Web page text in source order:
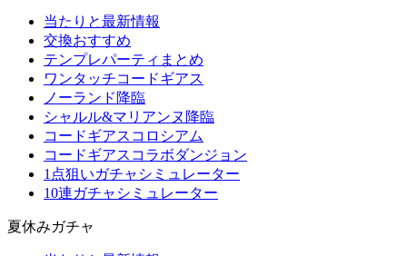
当たりと最新情報
交換おすすめ
テンプレパーティまとめ
ワンタッチコードギアス
ノーランド降臨
シャルル&マリアンヌ降臨
コードギアスコロシアム
コードギアスコラボダンジョン
1点狙いガチャシミュレーター
10連ガチャシミュレーター
夏休みガチャ